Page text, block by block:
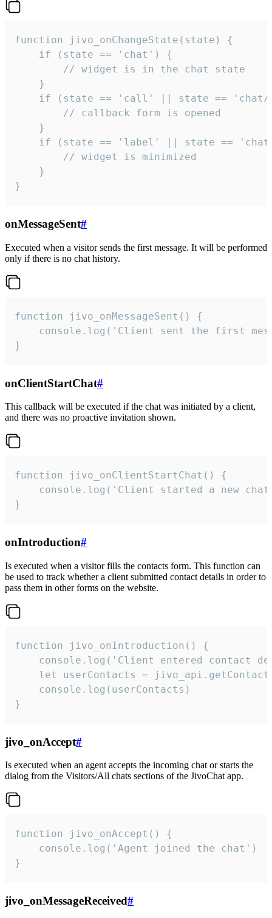
function jivo_onChangeState(state) {
    if (state == 'chat') {
        // widget is in the chat state
    }
if (state == 'call' || state ==
        // callback form is opened
    }
if (state == 'label' || state ==
        // widget is minimized
    }
}
onMessageSent#
Executed when a visitor sends the first message. It will be performed
only if there is no chat history.
function jivo_onMessageSent() {
console.log('Client sent the first
}
onClientStartChat#
This callback will be executed if the chat was initiated by a client,
and there was no proactive invitation shown.
function jivo_onClientStartChat() {
console.log('Client started a new
}
onIntroduction#
Is executed when a visitor fills the contacts form. This function can
be used to track whether a client submitted contact details in order to
pass them in other forms on the website.
function jivo_onIntroduction() {
console.log('Client entered contact
let userContacts =
    console.log(userContacts)
}
jivo_onAccept#
Is executed when an agent accepts the incoming chat or starts the
dialog from the Visitors/All chats sections of the JivoChat app.
function jivo_onAccept() {
}
jivo_onMessageReceived#